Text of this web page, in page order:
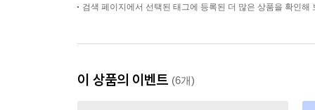
검색 페이지에서 선택된 태그에 등록된 더 많은 상품을 확인해
이 상품의 이벤트 (6개)